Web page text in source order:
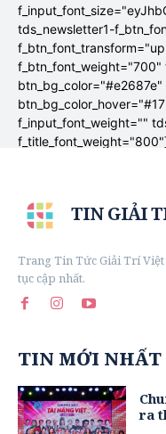
tds_newsletter1-
f_btn_font_weight="700"
f_input_font_weight=""
TIN GIẢI
Trang Tin Tức Giải Trí
tục cập nhất.
TIN MỚI NHẤT
ra